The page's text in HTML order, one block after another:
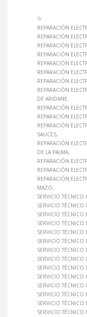
REPARACIÓN
REPARACIÓN
REPARACIÓN
REPARACIÓN
REPARACIÓN
REPARACIÓN
REPARACIÓN
REPARACIÓN
DE ARIDANE
REPARACIÓN
REPARACIÓN
REPARACIÓN
SAUCES
REPARACIÓN
DE LA PALMA
REPARACIÓN
REPARACIÓN
REPARACIÓN
MAZO
SERVICIO TÉCNICO
SERVICIO TÉCNICO
SERVICIO TÉCNICO
SERVICIO TÉCNICO
SERVICIO TÉCNICO
SERVICIO TÉCNICO
SERVICIO TÉCNICO
SERVICIO TÉCNICO
SERVICIO TÉCNICO
SERVICIO TÉCNICO
SERVICIO TÉCNICO
SERVICIO TÉCNICO
SERVICIO TÉCNICO
SERVICIO TÉCNICO